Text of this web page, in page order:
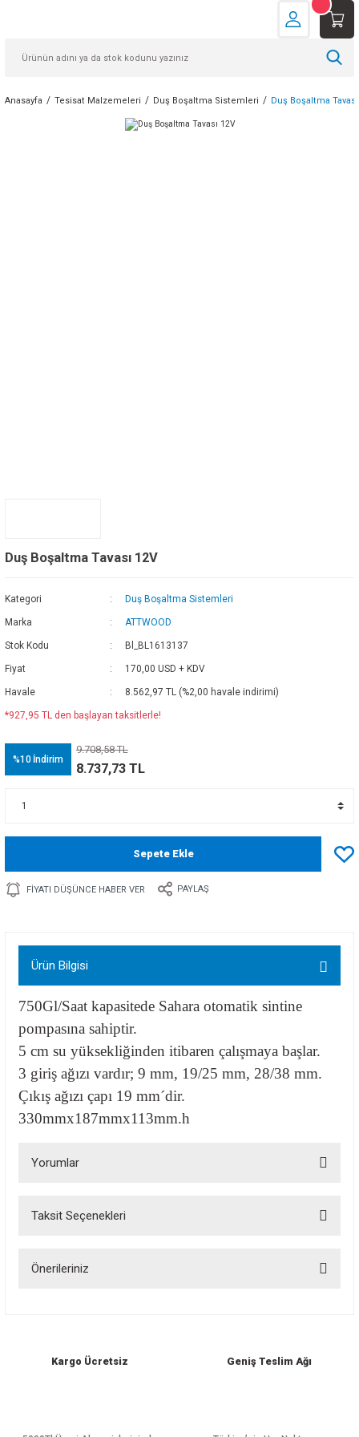
Anasayfa Tesisat Malzemeleri Duş Boşaltma Sistemleri Duş Boşaltma
Duş Boşaltma Tavası 12V
Kategori Duş Boşaltma Sistemleri
Marka ATTWOOD
Stok Kodu Bl_BL1613137
Fiyat 170,00 USD + KDV
Havale 8.562,97 TL (%2,00 havale indirimi)
*927,95 TL den başlayan taksitlerle!
%10 İndirim
9.708,58 TL
8.737,73 TL
Sepete Ekle
FIYATI DÜŞÜNCE HABER VER PAYLAŞ
Ürün Bilgisi
750Gl/Saat kapasitede Sahara otomatik sintine
pompasına sahiptir.
5 cm su yüksekliğinden itibaren çalışmaya başlar.
3 giriş ağızı vardır; 9 mm, 19/25 mm, 28/38 mm.
Çıkış ağızı çapı 19 mm´dir.
330mmx187mmx113mm.h
Yorumlar
Taksit Seçenekleri
Önerileriniz
Kargo Ücretsiz Geniş Teslim Ağı